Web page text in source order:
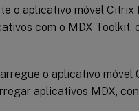
o aplicativo móvel
com o MDX Toolkit,
o aplicativo
aplicativos MDX,